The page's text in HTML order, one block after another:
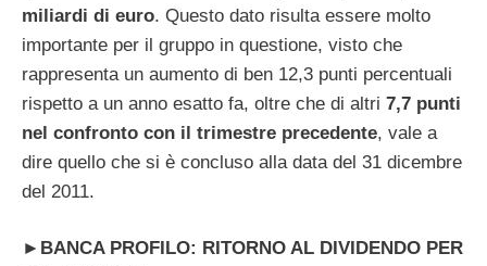
miliardi di euro. Questo dato risulta essere molto
importante per il gruppo in questione, visto che
rappresenta un aumento di ben 12,3 punti percentuali
rispetto a un anno esatto fa, oltre che di altri 7,7 punti
nel confronto con il trimestre precedente, vale a
dire quello che si è concluso alla data del 31 dicembre
del 2011.
► BANCA PROFILO: RITORNO AL DIVIDENDO PER